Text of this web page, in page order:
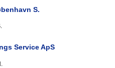
S.
Service ApS